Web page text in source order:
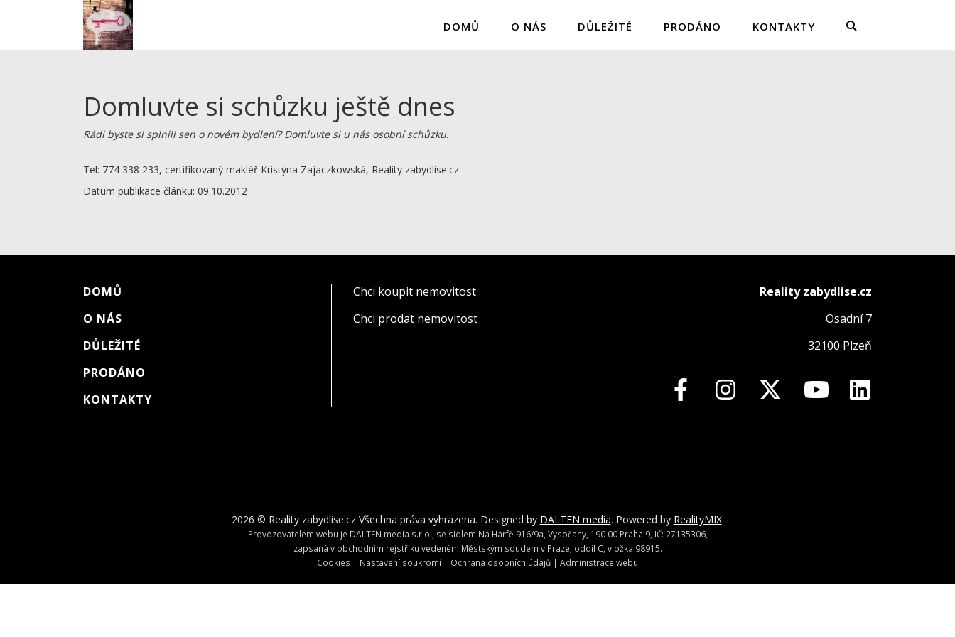
DOMŮ O NÁS DŮLEŽITÉ PRODÁNO KONTAKTY
Domluvte si schůzku ještě dnes
Rádi byste si splnili sen o novém bydlení? Domluvte si u nás osobní schůzku.
Tel: 774 338 233, certifikovaný makléř Kristýna Zajaczkowská, Reality zabydlise.cz
Datum publikace článku: 09.10.2012
DOMŮ
O NÁS
DŮLEŽITÉ
PRODÁNO
KONTAKTY
Chci koupit nemovitost
Chci prodat nemovitost
Reality zabydlise.cz
Osadní 7
32100 Plzeň
2026 © Reality zabydlise.cz Všechna práva vyhrazena. Designed by DALTEN media. Powered by RealityMIX.
Provozovatelem webu je DALTEN media s.r.o., se sídlem Na Harfě 916/9a, Vysočany, 190 00 Praha 9, IČ: 27135306,
zapsaná v obchodním rejstříku vedeném Městským soudem v Praze, oddíl C, vložka 98915.
Cookies | Nastavení soukromí | Ochrana osobních údajů | Administrace webu